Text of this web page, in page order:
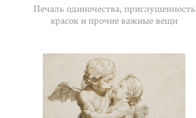
Печаль одиночества, приглушенность
красок и прочие важные вещи